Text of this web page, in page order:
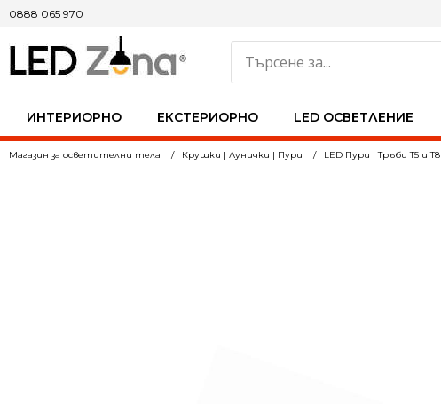
ИНТЕРИОРНО ЕКСТЕРИОРНО LED ОСВЕТЛЕНИЕ
0888 065 970
Магазин за осветителни тела Крушки | Лунички | Пури LED Пури | Тръби Т5 и Т8